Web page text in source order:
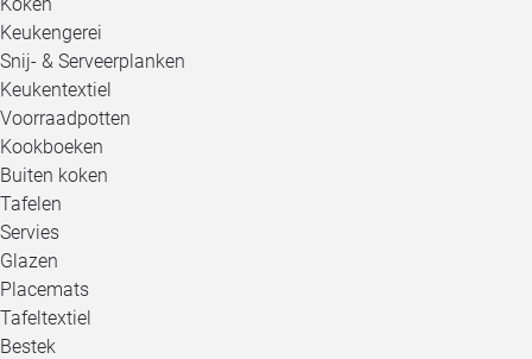
Keukengerei
Snij- & Serveerplanken
Keukentextiel
Voorraadpotten
Kookboeken
Buiten koken
Tafelen
Servies
Glazen
Placemats
Tafeltextiel
Bestek